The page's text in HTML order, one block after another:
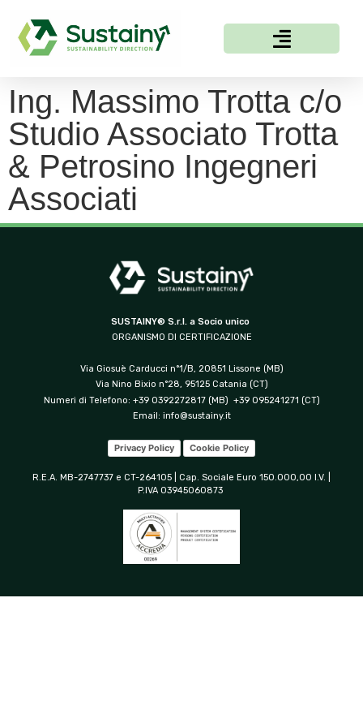
Ing. Massimo Trotta c/o
Studio Associato Trotta
& Petrosino Ingegneri
Associati
SUSTAINY® S.r.l. a Socio unico
ORGANISMO DI CERTIFICAZIONE
Via Giosuè Carducci n°1/B, 20851 Lissone (MB)
Via Nino Bixio n°28, 95125 Catania (CT)
Numeri di Telefono: +39 0392272817 (MB) +39 095241271 (CT)
Email: info@sustainy.it
Privacy Policy Cookie Policy
R.E.A. MB-2747737 e CT-264105 | Cap. Sociale Euro 150.000,00 I.V. |
P.IVA 03945060873